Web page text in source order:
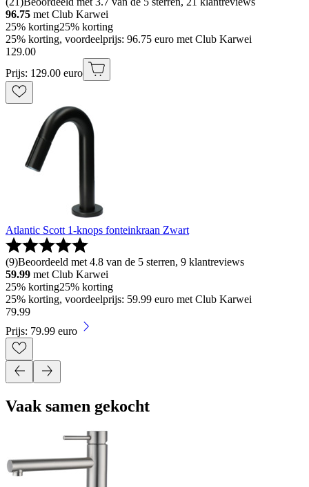
96.75 met Club Karwei
25% korting25% korting
25% korting, voordeelprijs: 96.75 euro met Club Karwei
129.00
Prijs: 129.00 euro
Atlantic Scott 1-knops fonteinkraan Zwart
(9)Beoordeeld met 4.8 van de 5 sterren, 9 klantreviews
59.99 met Club Karwei
25% korting25% korting
25% korting, voordeelprijs: 59.99 euro met Club Karwei
79.99
Prijs: 79.99 euro
Vaak samen gekocht